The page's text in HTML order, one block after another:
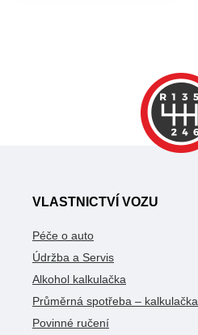
VLASTNICTVÍ VOZU
Péče o auto
Údržba a Servis
Alkohol kalkulačka
Průměrná spotřeba – kalkulačka
Povinné ručení